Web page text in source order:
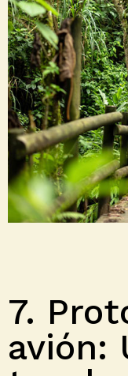
7.
avión: